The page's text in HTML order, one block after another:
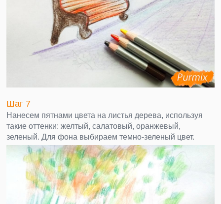
Шаг 7
Нанесем пятнами цвета на листья дерева, используя
такие оттенки: желтый, салатовый, оранжевый,
зеленый. Для фона выбираем темно-зеленый цвет.